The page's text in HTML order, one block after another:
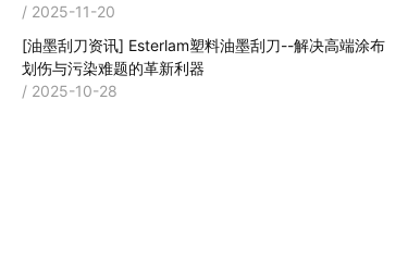
/ 2025-11-20
[油墨刮刀资讯]
划伤与污染难题的革新利器
/ 2025-10-28